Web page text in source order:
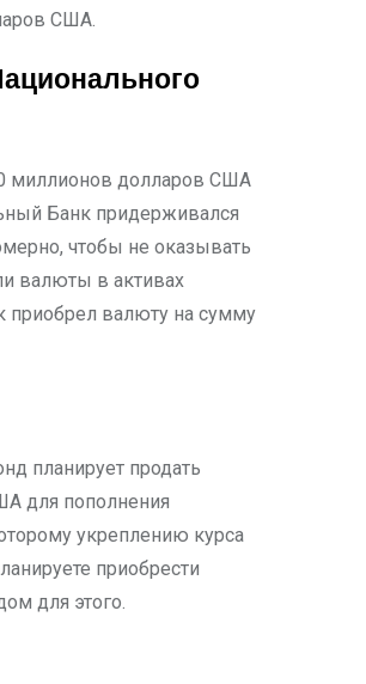
США.
миллионов долларов США
Банк придерживался
чтобы не оказывать
валюты в активах
приобрел валюту на сумму
планирует продать
для пополнения
укреплению курса
приобрести
для этого.